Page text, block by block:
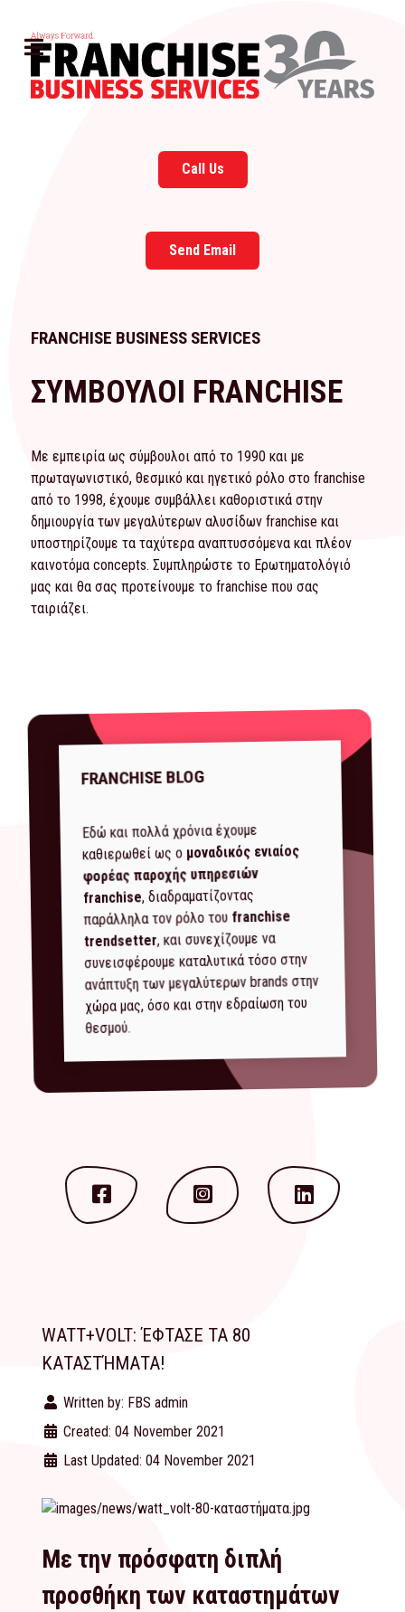
Call Us
Send Email
FRANCHISE BUSINESS SERVICES
ΣΥΜΒΟΥΛΟΙ FRANCHISE
Με εμπειρία ως σύμβουλοι από το 1990 και με
πρωταγωνιστικό, θεσμικό και ηγετικό ρόλο στο franchise
από το 1998, έχουμε συμβάλλει καθοριστικά στην
δημιουργία των μεγαλύτερων αλυσίδων franchise και
υποστηρίζουμε τα ταχύτερα αναπτυσσόμενα και πλέον
καινοτόμα concepts. Συμπληρώστε το Ερωτηματολόγιό
μας και θα σας προτείνουμε το franchise που σας
ταιριάζει.
FRANCHISE BLOG
Εδώ και πολλά χρόνια έχουμε
καθιερωθεί ως ο μοναδικός ενιαίος
φορέας παροχής υπηρεσιών
franchise, διαδραματίζοντας
παράλληλα τον ρόλο του franchise
trendsetter, και συνεχίζουμε να
συνεισφέρουμε καταλυτικά τόσο στην
ανάπτυξη των μεγαλύτερων brands στην
χώρα μας, όσο και στην εδραίωση του
θεσμού.
WATT+VOLT: ΈΦΤΑΣΕ ΤΑ 80
ΚΑΤΑΣΤΉΜΑΤΑ!
Written by: FBS admin
Created: 04 November 2021
Last Updated: 04 November 2021
Με την πρόσφατη διπλή
προσθήκη των καταστημάτων